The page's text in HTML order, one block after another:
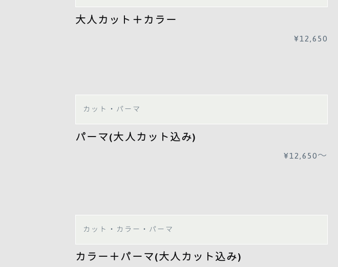
大人カット＋カラー
¥12,650
カット・パーマ
パーマ(大人カット込み)
¥12,650〜
カット・カラー・パーマ
カラー＋パーマ(大人カット込み)